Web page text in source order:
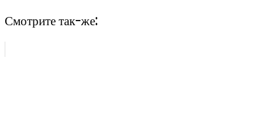
Смотрите так-же: